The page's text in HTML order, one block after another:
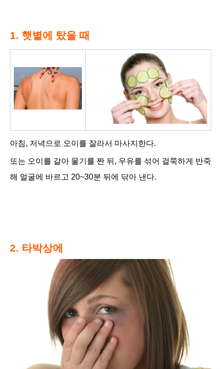
1. 햇볕에 탔을 때
아침, 저녁으로 오이를 잘라서 마사지한다.
또는 오이를 갈아 물기를 짠 뒤, 우유를 섞어 걸쭉하게 반죽
해 얼굴에 바르고 20~30분 뒤에 닦아 낸다.
2. 타박상에